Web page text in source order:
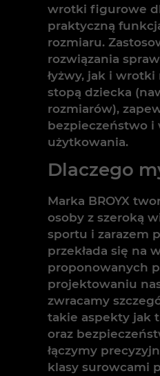
wrotki figurowe
praktyczną
rozmiaru.
rozwiązania
łyżwy, jak i wrotki
stopą dziecka
rozmiarów),
bezpieczeństwo
użytkowania.
Dlaczego
Marka BROYX
osoby z szeroką
sportu i zarazem
przekłada się na
proponowanych
projektowaniu
zwracamy
takie aspekty jak
oraz
łączymy
klasy surowcami